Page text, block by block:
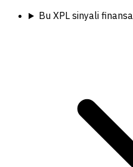
Bu XPL sinyali